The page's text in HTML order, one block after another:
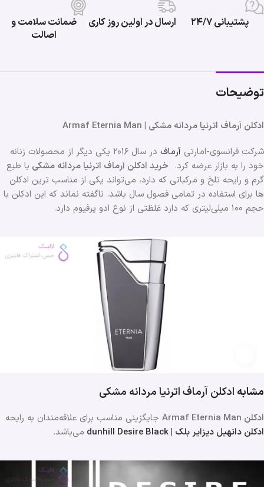
پشتیبانی ۲۴/۷ ارسال در اولین روز کاری
ضمانت سلامت و
اصالت
توضیحات
ادکلن آرماف اترنیا مردانه مشکی | Armaf Eternia Man
شرکت فرانسوی-امارتی آرماف
در سال ۲۰۱۶ یکی دیگر از محصولات زنانه
خود را به بازار عرضه کرد. خرید ادکلن آرماف اترنیا مردانه مشکی با طبع
گرم و رایحه تلخ و مرکباتی که دارد، می‌تواند یکی از مناسب ترین ادکلن
ها برای استفاده در تمامی فصول سال باشد. ناگفته نماند که این ادکلن با
حجم ۱۰۰ میلی‌لیتری که دارد غلظتی از نوع ادو پرفیوم دارد.
مشابه ادکلن آرماف اترنیا مردانه مشکی
ادکلن Armaf Eternia Man
جایگزینی مناسب برای علاقه‌مندان به رایحه
ادکلن دانهیل دیزایر بلک | dunhill Desire Black
می‌باشد.